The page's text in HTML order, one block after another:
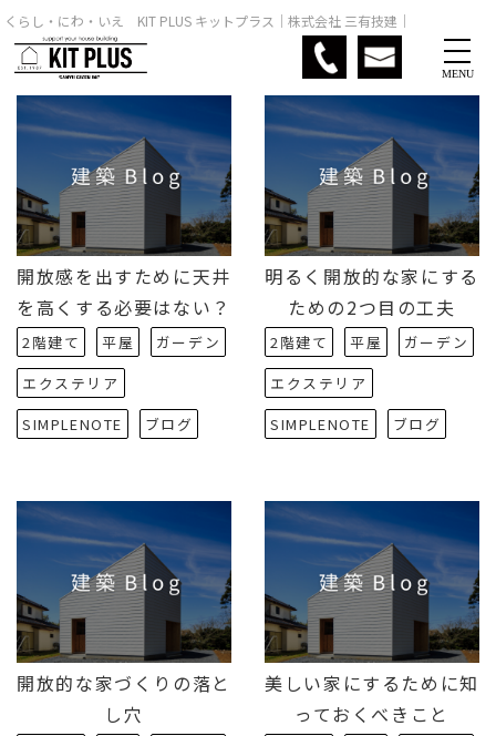
くらし・にわ・いえ KIT PLUS キットプラス｜株式会社 三有技建｜
MENU
開放感を出すために天井
を高くする必要はない？
2階建て 平屋
ガーデン
エクステリア
SIMPLENOTE
ブログ
明るく開放的な家にする
ための2つ目の工夫
2階建て 平屋
ガーデン
エクステリア
SIMPLENOTE
ブログ
開放的な家づくりの落と
し穴
美しい家にするために知
っておくべきこと